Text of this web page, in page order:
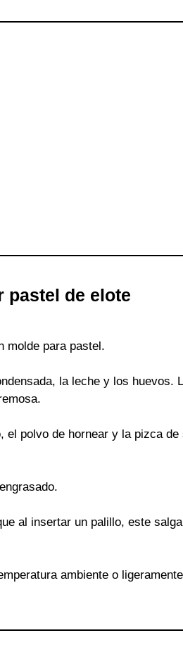
pastel de elote
molde para pastel.
la leche y los huevos.
el polvo de hornear y la pizca de
al insertar un palillo, este salga
ambiente o ligeramente